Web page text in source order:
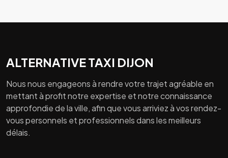
ALTERNATIVE TAXI DIJON
Nous nous engageons à rendre votre trajet agréable en
mettant à profit notre expertise et notre connaissance
approfondie de la ville, afin que vous arriviez à vos rendez-
vous personnels et professionnels dans les meilleurs
délais.